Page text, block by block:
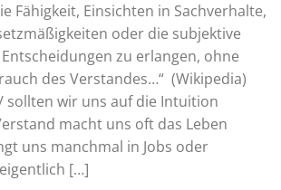
Fähigkeit, Einsichten in Sachverhalte,
oder die subjektive
zu erlangen, ohne
des Verstandes…“ (Wikipedia)
sollten wir uns auf die Intuition
macht uns oft das Leben
uns manchmal in Jobs oder
[…]